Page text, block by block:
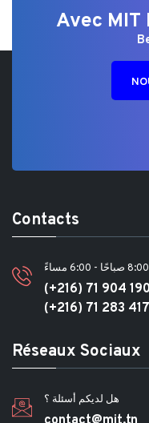
Avec
Contacts
(+216) 71 904 190
(+216) 71 283 417
Réseaux Sociaux
هل لديكم أسئلة ؟